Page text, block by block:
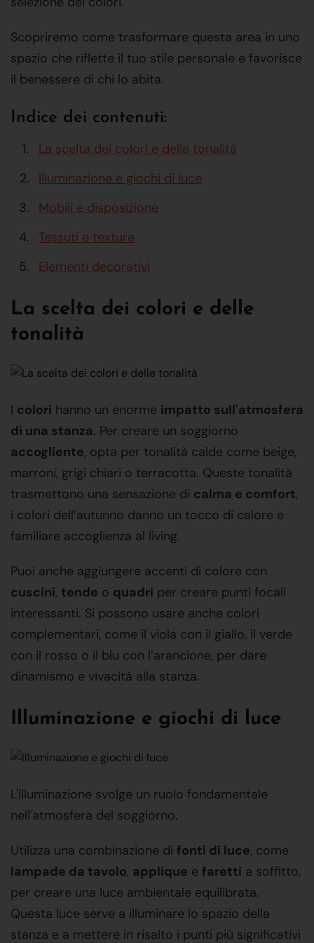
Scopriremo come trasformare questa area in uno
spazio che riflette il tuo stile personale e favorisce
il benessere di chi lo abita.
Indice dei contenuti:
La scelta dei colori e delle tonalità
Illuminazione e giochi di luce
Mobili e disposizione
Tessuti e texture
Elementi decorativi
La scelta dei colori e delle
tonalità
I colori hanno un enorme impatto sull'atmosfera
di una stanza. Per creare un soggiorno
accogliente, opta per tonalità calde come beige,
marroni, grigi chiari o terracotta. Queste tonalità
trasmettono una sensazione di calma e comfort,
i colori dell’autunno danno un tocco di calore e
familiare accoglienza al living.
Puoi anche aggiungere accenti di colore con
cuscini, tende o quadri per creare punti focali
interessanti. Si possono usare anche colori
complementari, come il viola con il giallo, il verde
con il rosso o il blu con l’arancione, per dare
dinamismo e vivacità alla stanza.
Illuminazione e giochi di luce
L'illuminazione svolge un ruolo fondamentale
nell'atmosfera del soggiorno.
Utilizza una combinazione di fonti di luce, come
lampade da tavolo, applique e faretti a soffitto,
per creare una luce ambientale equilibrata.
Questa luce serve a illuminare lo spazio della
stanza e a mettere in risalto i punti più significativi